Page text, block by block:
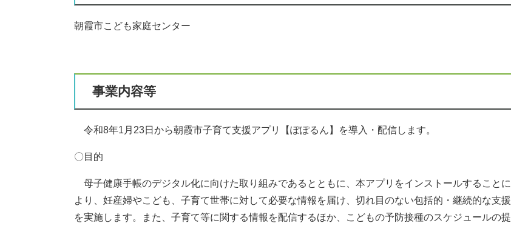
朝霞市こども家庭センター
事業内容等​
令和8年1月23日から朝霞市子育て支援アプリ【ぽぽるん】を導入・配信します。
〇目的
母子健康手帳のデジタル化に向けた取り組みであるとともに、本アプリをインストールすることに
より、妊産婦やこども、子育て世帯に対して必要な情報を届け、切れ目のない包括的・継続的な支援
を実施します。また、子育て等に関する情報を配信するほか、こどもの予防接種のスケジュールの提